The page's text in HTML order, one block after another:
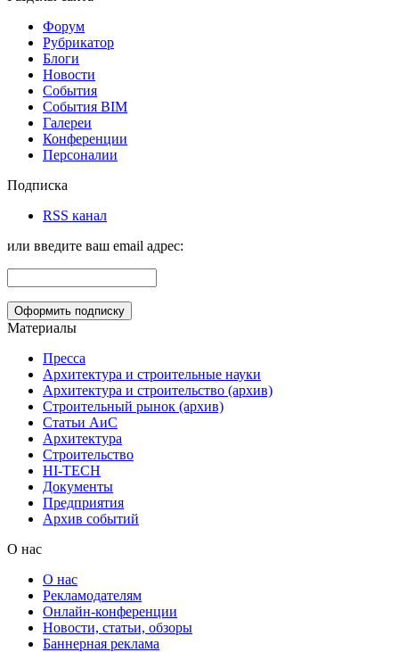
Форум
Рубрикатор
Блоги
Новости
События
События BIM
Галереи
Конференции
Персоналии
Подписка
RSS канал
или введите ваш email адрес:
Материалы
Пресса
Архитектура и строительные науки
Архитектура и строительство (архив)
Строительный рынок (архив)
Статьи АиС
Архитектура
Строительство
HI-TECH
Документы
Предприятия
Архив событий
О нас
О нас
Рекламодателям
Онлайн-конференции
Новости, статьи, обзоры
Баннерная реклама